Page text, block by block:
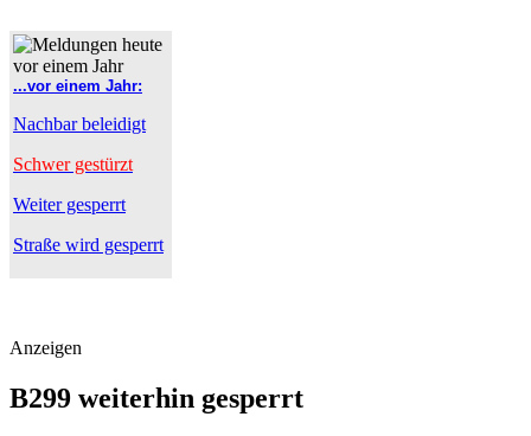
...vor einem Jahr:
Nachbar beleidigt
Schwer gestürzt
Weiter gesperrt
Straße wird gesperrt
Anzeigen
B299 weiterhin gesperrt